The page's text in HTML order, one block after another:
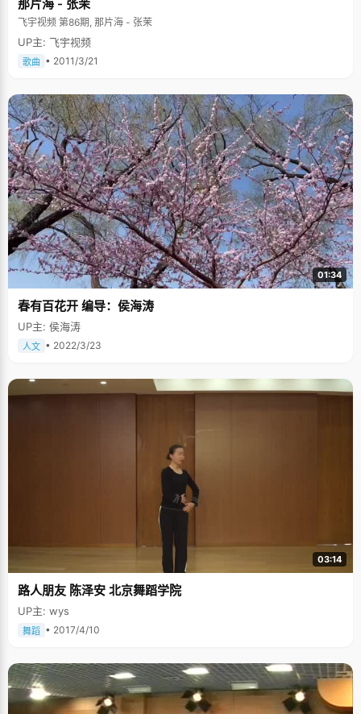
那片海 - 张茉
飞宇视频 第86期, 那片海 - 张茉
UP主: 飞宇视频
歌曲 • 2011/3/21
01:34
春有百花开 编导：侯海涛
UP主: 侯海涛
人文 • 2022/3/23
03:14
路人朋友 陈泽安 北京舞蹈学院
UP主: wys
舞蹈 • 2017/4/10